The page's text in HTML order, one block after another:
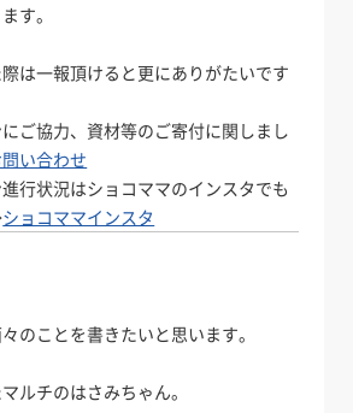
す。
は一報頂けると更にありがたいです
ご協力、資材等のご寄付に関しまし
い合わせ
行状況はショコママのインスタでも
ショコママインスタ
のことを書きたいと思います。
ルチのはさみちゃん。